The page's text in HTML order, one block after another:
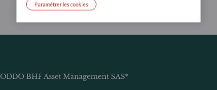
ODDO BHF Asset Management SAS*
Paramétrer les cookies